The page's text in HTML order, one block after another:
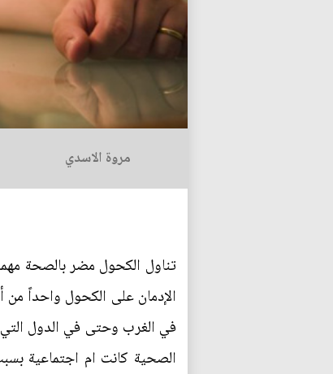
مروة الاسدي
تناول الكحول مضر بالصحة
الإدمان على الكحول واحداً
في الغرب وحتى في الدول
الصحية كانت ام اجتماعية